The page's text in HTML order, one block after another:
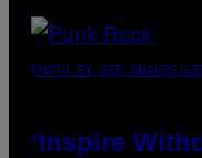
PHOTO BY GIE KNAEPS/
‘Inspire